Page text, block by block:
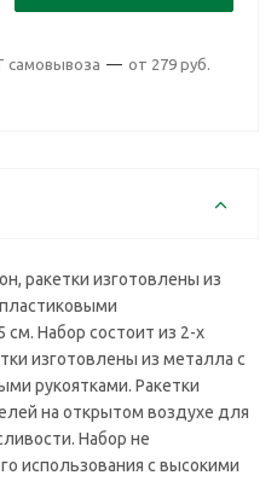
самовывоза — от 279 руб.
ракетки изготовлены из
см. Набор состоит из 2-х
изготовлены из металла с
рукоятками. Ракетки
на открытом воздухе для
Набор не
использования с высокими